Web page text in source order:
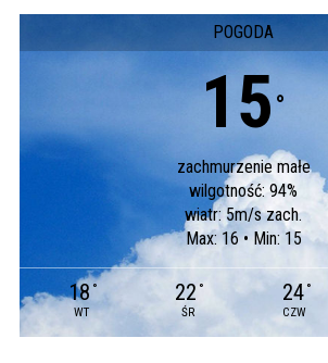
POGODA
15 °
zachmurzenie małe
wilgotność: 94%
wiatr: 5m/s zach.
Max: 16 • Min: 15
18 °
WT
22 °
ŚR
24 °
CZW